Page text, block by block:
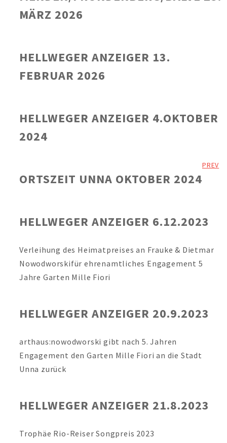
MÄRZ 2026
HELLWEGER ANZEIGER 13.
FEBRUAR 2026
HELLWEGER ANZEIGER 4.OKTOBER
2024
ORTSZEIT UNNA OKTOBER 2024
HELLWEGER ANZEIGER 6.12.2023
Verleihung des Heimatpreises an Frauke & Dietmar
Nowodworskifür ehrenamtliches Engagement 5
Jahre Garten Mille Fiori
HELLWEGER ANZEIGER 20.9.2023
arthaus:nowodworski gibt nach 5. Jahren
Engagement den Garten Mille Fiori an die Stadt
Unna zurück
HELLWEGER ANZEIGER 21.8.2023
Trophäe Rio-Reiser Songpreis 2023
PREV